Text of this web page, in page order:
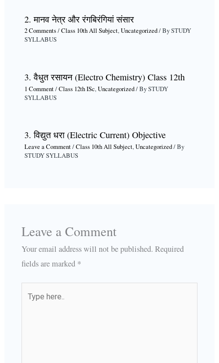
2. मानव नेत्र और रंगबिरंगियां संसार
2 Comments/Class 10th All Subject,Uncategorized/ BySTUDY
SYLLABUS
3. वैधुत रसायन (Electro Chemistry) Class 12th
1 Comment/Class 12th ISc,Uncategorized/ BySTUDY
SYLLABUS
3. विद्युत धरा (Electric Current) Objective
Leave a Comment/Class 10th All Subject,Uncategorized/ By
STUDY SYLLABUS
Leave a Comment
Your email address will not be published. Required
fields are marked *
here..